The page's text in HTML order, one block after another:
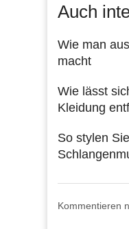
Auch
Wie man
macht
Wie lässt
Kleidung
So stylen
Kommentieren